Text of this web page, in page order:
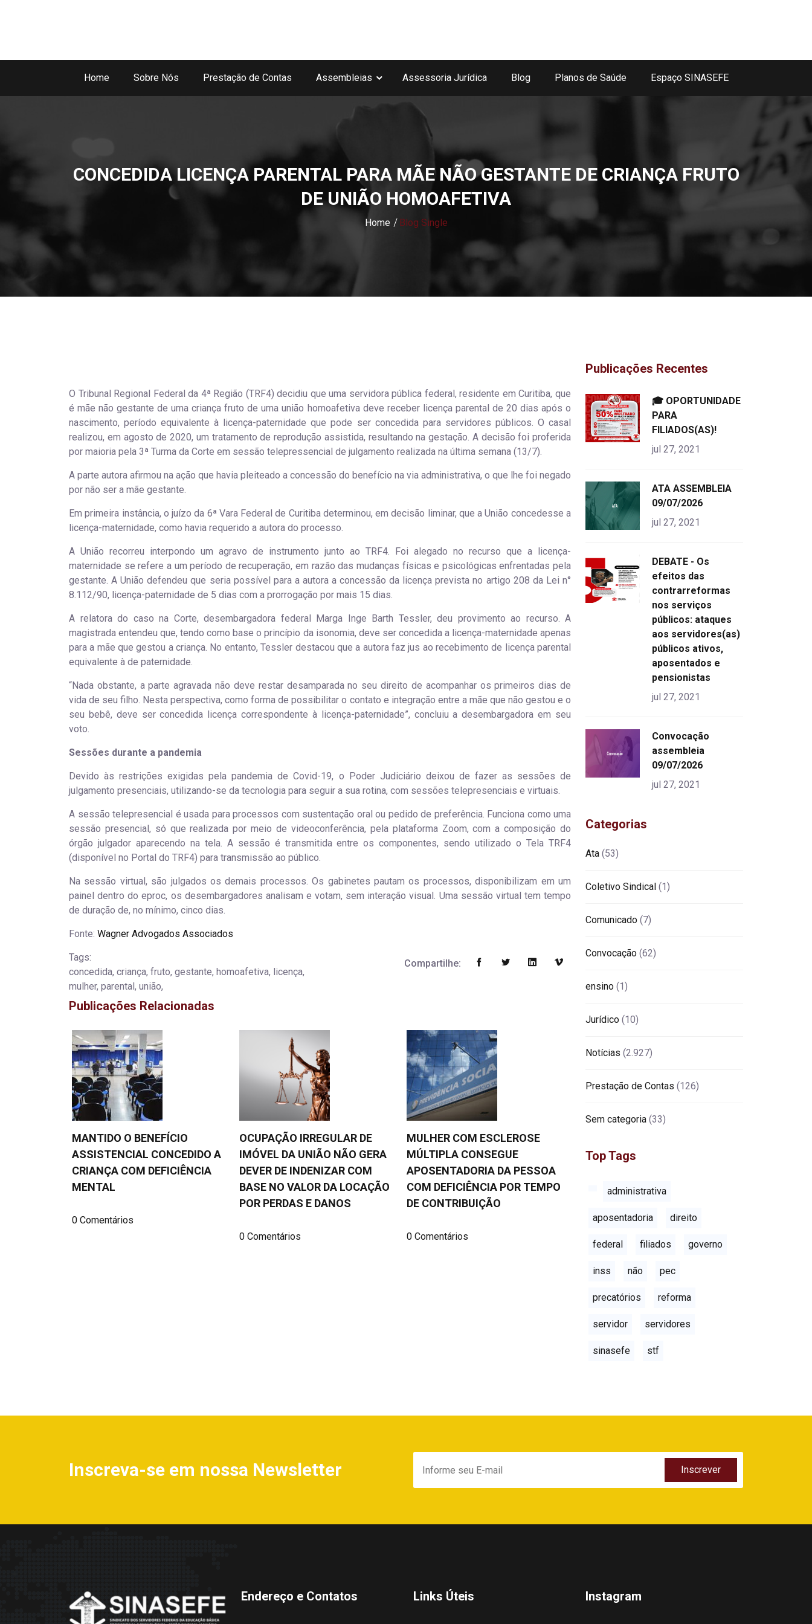
Home Sobre Nós Prestação de Contas Assembleias Assessoria Jurídica Blog Planos de Saúde Espaço SINASEFE
CONCEDIDA LICENÇA PARENTAL PARA MÃE NÃO GESTANTE DE CRIANÇA FRUTO
DE UNIÃO HOMOAFETIVA
Home Blog Single
O Tribunal Regional Federal da 4ª Região (TRF4) decidiu que uma servidora pública federal, residente em Curitiba, que
é mãe não gestante de uma criança fruto de uma união homoafetiva deve receber licença parental de 20 dias após o
nascimento, período equivalente à licença-paternidade que pode ser concedida para servidores públicos. O casal
realizou, em agosto de 2020, um tratamento de reprodução assistida, resultando na gestação. A decisão foi proferida
por maioria pela 3ª Turma da Corte em sessão telepressencial de julgamento realizada na última semana (13/7).
A parte autora afirmou na ação que havia pleiteado a concessão do benefício na via administrativa, o que lhe foi negado
por não ser a mãe gestante.
Em primeira instância, o juízo da 6ª Vara Federal de Curitiba determinou, em decisão liminar, que a União concedesse a
licença-maternidade, como havia requerido a autora do processo.
A União recorreu interpondo um agravo de instrumento junto ao TRF4. Foi alegado no recurso que a licença-
maternidade se refere a um período de recuperação, em razão das mudanças físicas e psicológicas enfrentadas pela
gestante. A União defendeu que seria possível para a autora a concessão da licença prevista no artigo 208 da Lei n°
8.112/90, licença-paternidade de 5 dias com a prorrogação por mais 15 dias.
A relatora do caso na Corte, desembargadora federal Marga Inge Barth Tessler, deu provimento ao recurso. A
magistrada entendeu que, tendo como base o princípio da isonomia, deve ser concedida a licença-maternidade apenas
para a mãe que gestou a criança. No entanto, Tessler destacou que a autora faz jus ao recebimento de licença parental
equivalente à de paternidade.
“Nada obstante, a parte agravada não deve restar desamparada no seu direito de acompanhar os primeiros dias de
vida de seu filho. Nesta perspectiva, como forma de possibilitar o contato e integração entre a mãe que não gestou e o
seu bebê, deve ser concedida licença correspondente à licença-paternidade”, concluiu a desembargadora em seu
voto.
Sessões durante a pandemia
Devido às restrições exigidas pela pandemia de Covid-19, o Poder Judiciário deixou de fazer as sessões de
julgamento presenciais, utilizando-se da tecnologia para seguir a sua rotina, com sessões telepresenciais e virtuais.
A sessão telepresencial é usada para processos com sustentação oral ou pedido de preferência. Funciona como uma
sessão presencial, só que realizada por meio de videoconferência, pela plataforma Zoom, com a composição do
órgão julgador aparecendo na tela. A sessão é transmitida entre os componentes, sendo utilizado o Tela TRF4
(disponível no Portal do TRF4) para transmissão ao público.
Na sessão virtual, são julgados os demais processos. Os gabinetes pautam os processos, disponibilizam em um
painel dentro do eproc, os desembargadores analisam e votam, sem interação visual. Uma sessão virtual tem tempo
de duração de, no mínimo, cinco dias.
Fonte: Wagner Advogados Associados
Tags:
concedida, criança, fruto, gestante, homoafetiva, licença,
mulher, parental, união,
Compartilhe:
Publicações Relacionadas
MANTIDO O BENEFÍCIO
ASSISTENCIAL CONCEDIDO A
CRIANÇA COM DEFICIÊNCIA
MENTAL
0 Comentários
OCUPAÇÃO IRREGULAR DE
IMÓVEL DA UNIÃO NÃO GERA
DEVER DE INDENIZAR COM
BASE NO VALOR DA LOCAÇÃO
POR PERDAS E DANOS
0 Comentários
MULHER COM ESCLEROSE
MÚLTIPLA CONSEGUE
APOSENTADORIA DA PESSOA
COM DEFICIÊNCIA POR TEMPO
DE CONTRIBUIÇÃO
0 Comentários
Publicações Recentes
alt="product">
🎓 OPORTUNIDADE
PARA
FILIADOS(AS)!
jul 27, 2021
alt="product">
ATA ASSEMBLEIA
09/07/2026
jul 27, 2021
alt="product">
DEBATE - Os
efeitos das
contrarreformas
nos serviços
públicos: ataques
aos servidores(as)
públicos ativos,
aposentados e
pensionistas
jul 27, 2021
alt="product">
Convocação
assembleia
09/07/2026
jul 27, 2021
Categorias
Ata (53)
Coletivo Sindical (1)
Comunicado (7)
Convocação (62)
ensino (1)
Jurídico (10)
Notícias (2.927)
Prestação de Contas (126)
Sem categoria (33)
Top Tags
administrativa
aposentadoria direito
federal filiados governo
inss não pec
precatórios reforma
servidor servidores
sinasefe stf
Inscreva-se em nossa Newsletter
Endereço e Contatos Links Úteis Instagram